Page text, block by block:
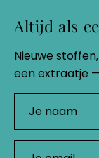
Altijd als
Nieuwe
een extraatje